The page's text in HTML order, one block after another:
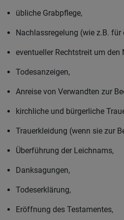
übliche Grabpflege,
Nachlassregelung (wie z.B.
eventueller Rechtstreit um den
Todesanzeigen,
Anreise von Verwandten zur
kirchliche und bürgerliche
Trauerkleidung (wenn sie zur
Überführung der Leichnams,
Danksagungen,
Todeserklärung,
Eröffnung des Testamentes,